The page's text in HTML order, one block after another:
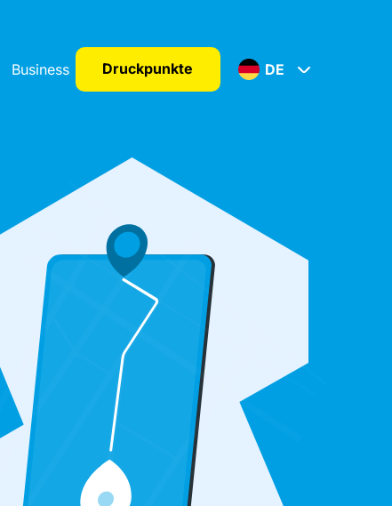
Business Druckpunkte DE